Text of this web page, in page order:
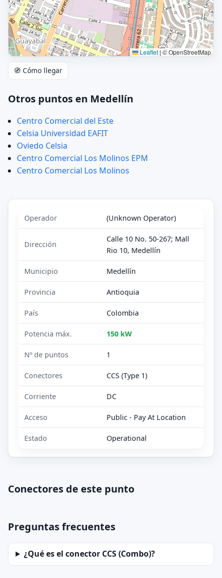
Leaflet |© OpenStreetMap
🧭 Cómo llegar
Otros puntos en Medellín
Centro Comercial del Este
Celsia Universidad EAFIT
Oviedo Celsia
Centro Comercial Los Molinos EPM
Centro Comercial Los Molinos
Operador (Unknown Operator)
Dirección
Calle 10 No. 50-267; Mall
Rio 10, Medellín
Municipio Medellín
Provincia Antioquia
País Colombia
Potencia máx. 150 kW
Nº de puntos 1
Conectores CCS (Type 1)
Corriente DC
Acceso Public - Pay At Location
Estado Operational
Conectores de este punto
Preguntas frecuentes
¿Qué es el conector CCS (Combo)?